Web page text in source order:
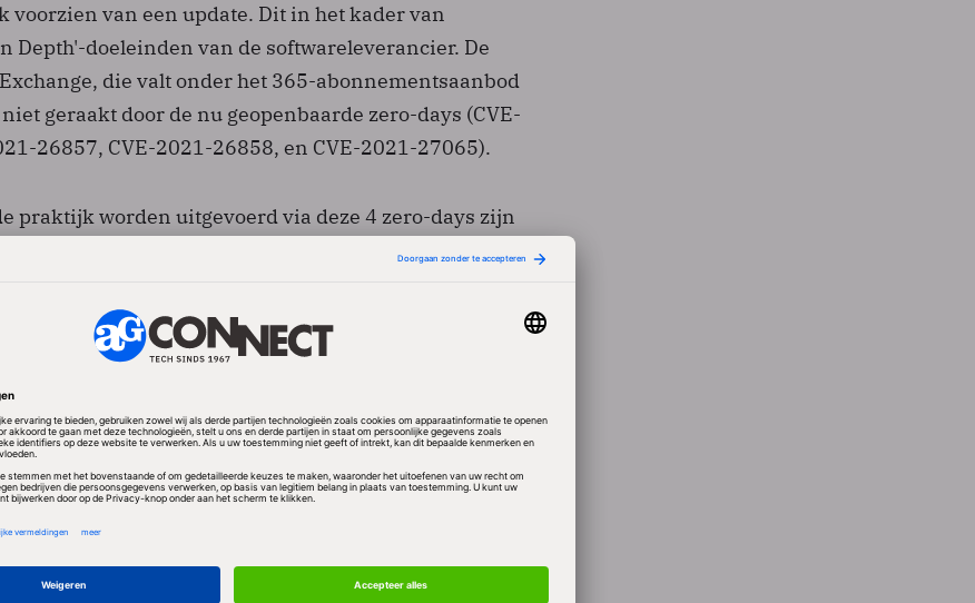
voorzien van een update. Dit in het kader van
Depth'-doeleinden van de softwareleverancier. De
die valt onder het 365-abonnementsaanbod
geraakt door de nu geopenbaarde zero-days (CVE-
26857, CVE-2021-26858, en CVE-2021-27065).
praktijk worden uitgevoerd via deze 4 zero-days zijn
ook op toegang tot de netwerken van organisaties. In
verkrijgen de aanvallers toegang tot mailaccounts,
malware installeren voor
de IT-omgevingen van hun slachtoffers.
advocaten, onderwijs,
Center van Microsoft
doelgerichte aanvallen zit. Die groep werkt vanuit
Microsofts security-experts gelieerd aan een statelijke